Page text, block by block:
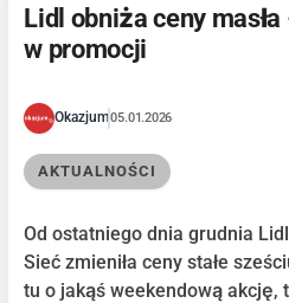
Lidl obniża ceny
w promocji
Okazjum05.01.2026
AKTUALNOŚCI
Od ostatniego dnia grudnia
Sieć zmieniła ceny stałe
tu o jakąś weekendową akcję,